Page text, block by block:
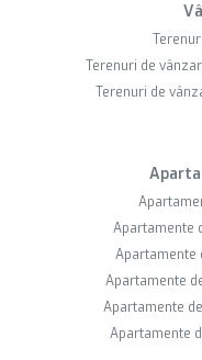
Terenuri de
Terenuri de
Apartamente
Apartamente
Apartamente
Apartamente
Apartamente